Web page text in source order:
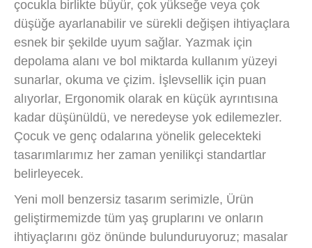
çocukla birlikte büyür, çok yükseğe veya çok
düşüğe ayarlanabilir ve sürekli değişen ihtiyaçlara
esnek bir şekilde uyum sağlar. Yazmak için
depolama alanı ve bol miktarda kullanım yüzeyi
sunarlar, okuma ve çizim. İşlevsellik için puan
alıyorlar, Ergonomik olarak en küçük ayrıntısına
kadar düşünüldü, ve neredeyse yok edilemezler.
Çocuk ve genç odalarına yönelik gelecekteki
tasarımlarımız her zaman yenilikçi standartlar
belirleyecek.
Yeni moll benzersiz tasarım serimizle, Ürün
geliştirmemizde tüm yaş gruplarını ve onların
ihtiyaçlarını göz önünde bulunduruyoruz; masalar